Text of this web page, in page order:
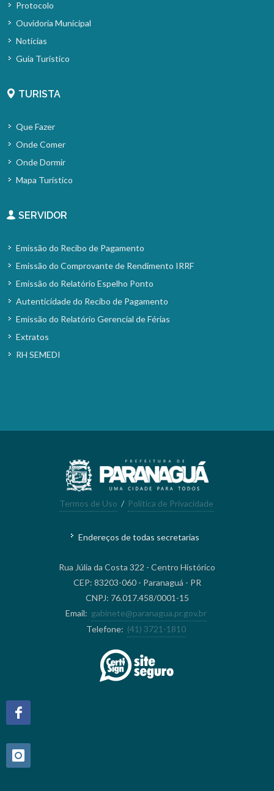
Protocolo
Ouvidoria Municipal
Notícias
Guia Turístico
TURISTA
Que Fazer
Onde Comer
Onde Dormir
Mapa Turístico
SERVIDOR
Emissão do Recibo de Pagamento
Emissão do Comprovante de Rendimento IRRF
Emissão do Relatório Espelho Ponto
Autenticidade do Recibo de Pagamento
Emissão do Relatório Gerencial de Férias
Extratos
RH SEMEDI
Termos de Uso / Política de Privacidade
Endereços de todas secretarias
Rua Júlia da Costa 322 - Centro Histórico
CEP: 83203-060 - Paranaguá - PR
CNPJ: 76.017.458/0001-15
Email: gabinete@paranagua.pr.gov.br
Telefone: (41) 3721-1810